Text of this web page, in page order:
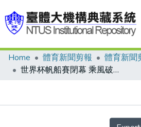
Communities & Collections
Home 體育新聞剪報
體育新聞
世界杯帆船賽閉幕 乘風破浪 尼克森封王 澎湖主辦 軟硬體設備王 各國選手推崇
Details